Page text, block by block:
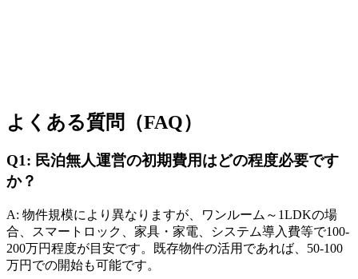
よくある質問（FAQ）
Q1: 民泊無人運営の初期費用はどの程度必要です
か？
A: 物件規模により異なりますが、ワンルーム～1LDKの場
合、スマートロック、家具・家電、システム導入費等で100-
200万円程度が目安です。既存物件の活用であれば、50-100
万円での開始も可能です。